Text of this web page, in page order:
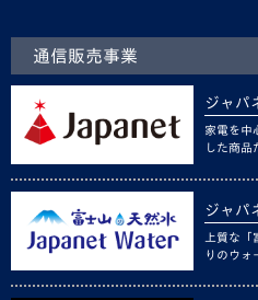
通信販売事業
ジャパ
家電を中
した商品
ジャパ
上質な
りのウォ